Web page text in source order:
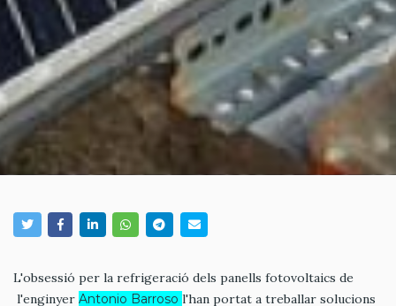
L'obsessió per la refrigeració dels panells fotovoltaics de
l'enginyer Antonio Barroso l'han portat a treballar solucions